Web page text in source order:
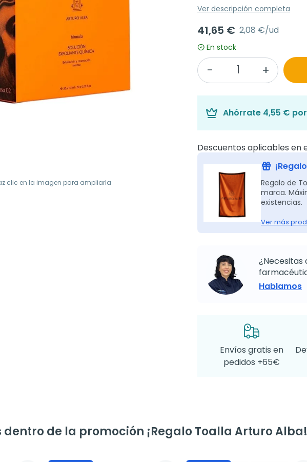
clic en la imagen para ampliarla
Ver descripción completa
41,65 € 2,08 €/ud
En stock
Ahórrate 4,55 €
Descuentos aplicables en
Regalo de
marca.
existencias.
Ver más
¿Necesitas
Hablamos
Envíos gratis en
pedidos +65€
de la promoción ¡Regalo Toalla Arturo Alba!